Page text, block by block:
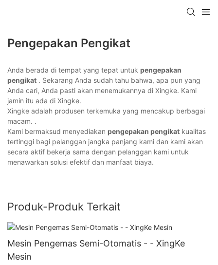
Pengepakan Pengikat
Anda berada di tempat yang tepat untuk pengepakan
pengikat . Sekarang Anda sudah tahu bahwa, apa pun yang
Anda cari, Anda pasti akan menemukannya di Xingke. Kami
jamin itu ada di Xingke.
Xingke adalah produsen terkemuka yang mencakup berbagai
macam. .
Kami bermaksud menyediakan pengepakan pengikat kualitas
tertinggi bagi pelanggan jangka panjang kami dan kami akan
secara aktif bekerja sama dengan pelanggan kami untuk
menawarkan solusi efektif dan manfaat biaya.
Produk-Produk Terkait
Mesin Pengemas Semi-Otomatis - - XingKe
Mesin